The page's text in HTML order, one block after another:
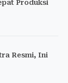
Produksi
Resmi, Ini